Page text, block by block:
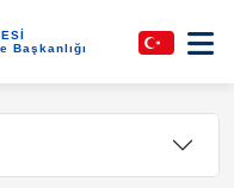
Başkanlığı